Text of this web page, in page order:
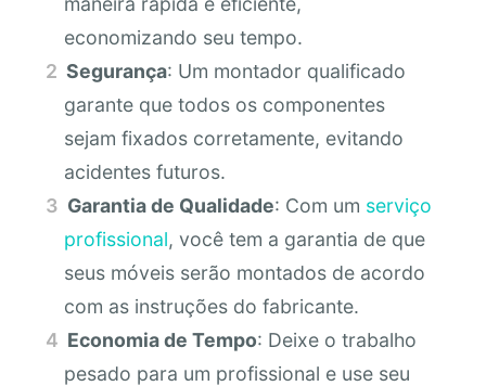
economizando seu tempo.
Segurança: Um montador qualificado
garante que todos os componentes
sejam fixados corretamente, evitando
acidentes futuros.
Garantia de Qualidade: Com um serviço
profissional, você tem a garantia de que
seus móveis serão montados de acordo
com as instruções do fabricante.
Economia de Tempo: Deixe o trabalho
pesado para um profissional e use seu